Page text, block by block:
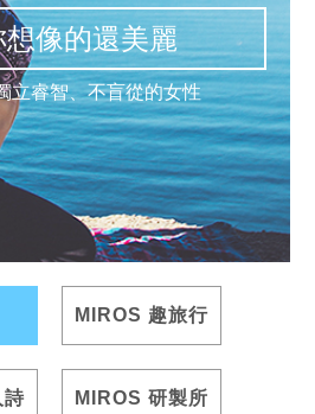
想像的還美麗
立睿智、不盲從的女性
MIROS 趣旅行
詩 MIROS 研製所